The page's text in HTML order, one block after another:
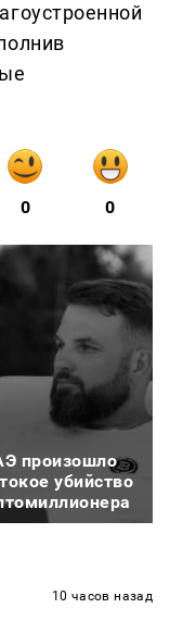
0 0
произошло
убийство
10 часов назад